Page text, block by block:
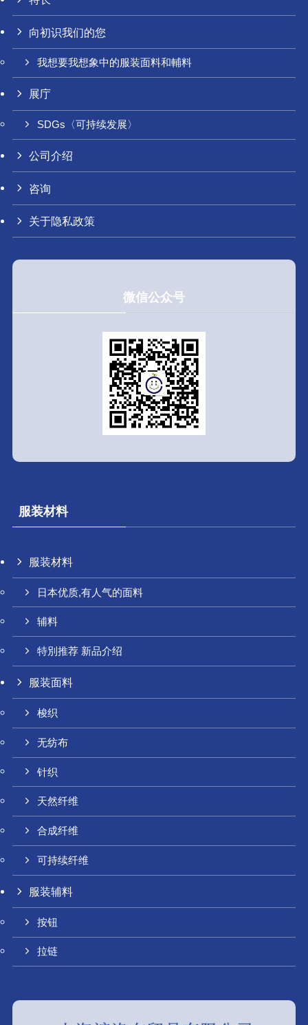
向初识我们的您
我想要我想象中的服装面料和輔料
展庁
SDGs〈可持续发展〉
公司介绍
咨询
关于隐私政策
微信公众号
服装材料
服装材料
日本优质,有人气的面料
辅料
特別推荐 新品介绍
服装面料
梭织
无纺布
针织
天然纤维
合成纤维
可持续纤维
服装辅料
按钮
拉链